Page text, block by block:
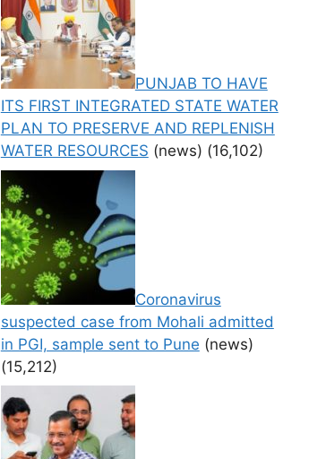
PUNJAB TO HAVE
ITS FIRST INTEGRATED STATE WATER
PLAN TO PRESERVE AND REPLENISH
WATER RESOURCES (news) (16,102)
Coronavirus
suspected case from Mohali admitted
in PGI, sample sent to Pune (news)
(15,212)